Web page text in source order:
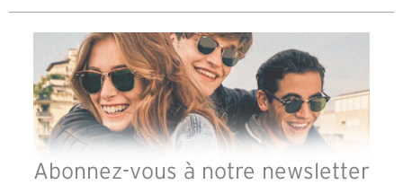
Abonnez-vous à notre newsletter